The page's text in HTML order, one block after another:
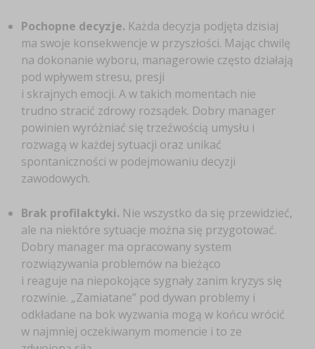
Pochopne decyzje. Każda decyzja podjęta dzisiaj
ma swoje konsekwencje w przyszłości. Mając chwilę
na dokonanie wyboru, managerowie często działają
pod wpływem stresu, presji
i skrajnych emocji. A w takich momentach nie
trudno stracić zdrowy rozsądek. Dobry manager
powinien wyróżniać się trzeźwością umysłu i
rozwagą w każdej sytuacji oraz unikać
spontaniczności w podejmowaniu decyzji
zawodowych.
Brak profilaktyki. Nie wszystko da się przewidzieć,
ale na niektóre sytuacje można się przygotować.
Dobry manager ma opracowany system
rozwiązywania problemów na bieżąco
i reaguje na niepokojące sygnały zanim kryzys się
rozwinie. „Zamiatane” pod dywan problemy i
odkładane na bok wyzwania mogą w końcu wrócić
w najmniej oczekiwanym momencie i to ze